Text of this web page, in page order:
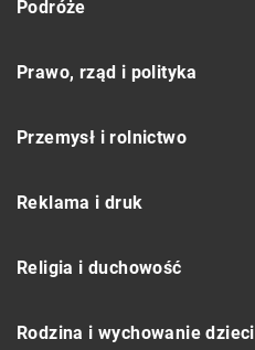
Podróże
Prawo, rząd i polityka
Przemysł i rolnictwo
Reklama i druk
Religia i duchowość
Rodzina i wychowanie dzieci